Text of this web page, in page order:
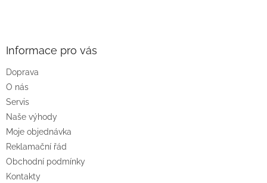
Informace pro vás
Doprava
O nás
Servis
Naše výhody
Moje objednávka
Reklamační řád
Obchodní podmínky
Kontakty